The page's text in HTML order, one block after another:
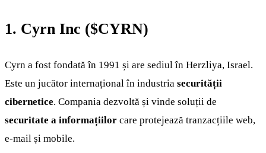
1. Cyrn Inc ($CYRN)
Cyrn a fost fondată în 1991 și are sediul în Herzliya, Israel.
Este un jucător internațional în industria securității
cibernetice. Compania dezvoltă și vinde soluții de
securitate a informațiilor care protejează tranzacțiile web,
e-mail și mobile.